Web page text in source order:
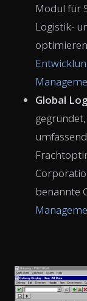
Modul für
Logistik-
Global
benannte